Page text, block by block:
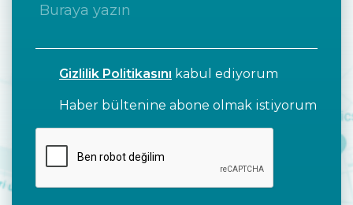
Gizlilik Politikasını kabul ediyorum
Haber bültenine abone olmak istiyorum
CAPTCHA